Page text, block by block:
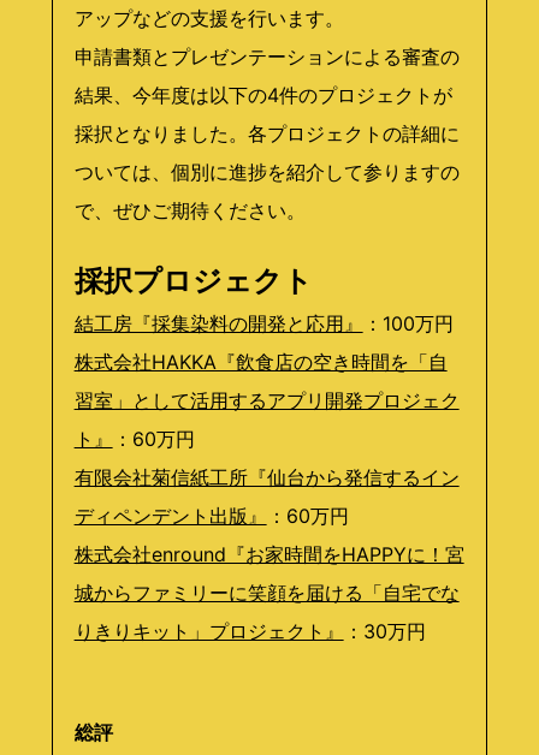
アップなどの支援を行います。
申請書類とプレゼンテーションによる審査の
結果、今年度は以下の4件のプロジェクトが
採択となりました。各プロジェクトの詳細に
ついては、個別に進捗を紹介して参りますの
で、ぜひご期待ください。
採択プロジェクト
結工房『採集染料の開発と応用』
：100万円
株式会社HAKKA『飲食店の空き時間を「自
習室」として活用するアプリ開発プロジェク
ト』
：60万円
有限会社菊信紙工所『仙台から発信するイン
ディペンデント出版』
：60万円
株式会社enround『お家時間をHAPPYに！宮
城からファミリーに笑顔を届ける「自宅でな
りきりキット」プロジェクト』
：30万円
総評